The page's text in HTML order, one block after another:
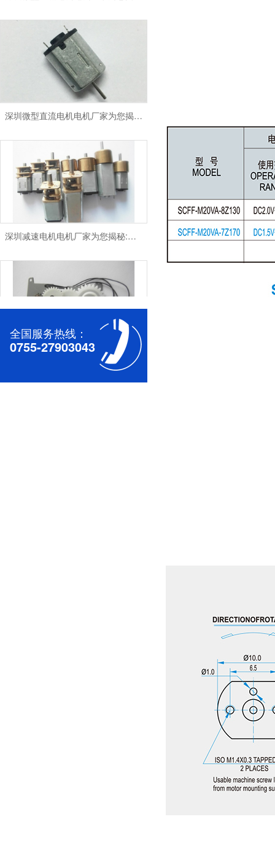
深圳微型直流电机电机厂家为您揭秘:微型直流电机 - 高效能、低噪音
深圳减速电机电机厂家为您揭秘:电机行业发展中减速电机的市场前景展望
深圳无刷直流电机电机厂家为您揭秘:无刷污香蕉视频网站的特点及优势分析
全国服务热线：
0755-27903043